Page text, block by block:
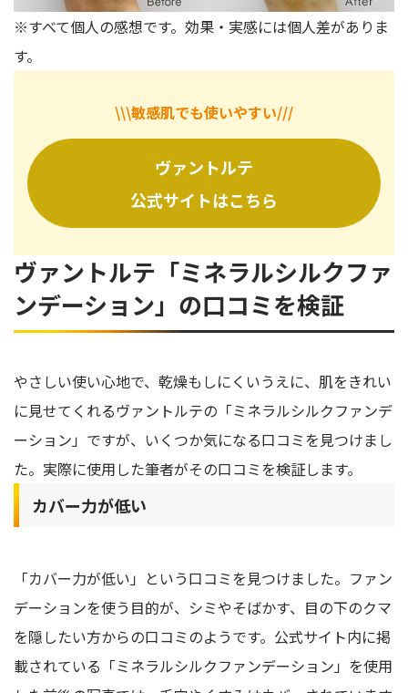
※すべて個人の感想です。効果・実感には個人差がありま
す。
\\\敏感肌でも使いやすい///
ヴァントルテ
公式サイトはこちら
ヴァントルテ「ミネラルシルクファ
ンデーション」の口コミを検証
やさしい使い心地で、乾燥もしにくいうえに、肌をきれい
に見せてくれるヴァントルテの「ミネラルシルクファンデ
ーション」ですが、いくつか気になる口コミを見つけまし
た。実際に使用した筆者がその口コミを検証します。
カバー力が低い
「カバー力が低い」という口コミを見つけました。ファン
デーションを使う目的が、シミやそばかす、目の下のクマ
を隠したい方からの口コミのようです。公式サイト内に掲
載されている「ミネラルシルクファンデーション」を使用